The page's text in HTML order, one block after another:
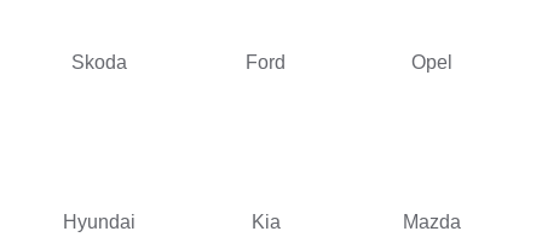
Skoda Ford Opel
Hyundai Kia Mazda